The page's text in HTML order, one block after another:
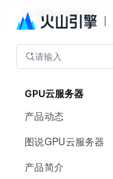
GPU云服务器
请输入
GPU云服务器
产品动态
图说GPU云服务器
产品简介